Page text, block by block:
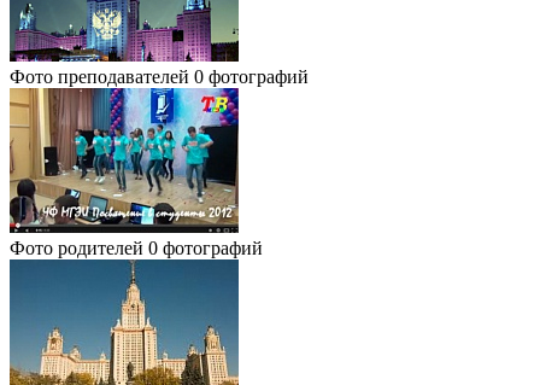
Фото преподавателей 0 фотографий
Фото родителей 0 фотографий